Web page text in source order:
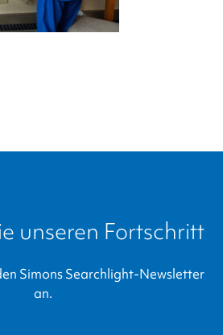
unseren Fortschritt
Simons Searchlight-Newsletter
an.